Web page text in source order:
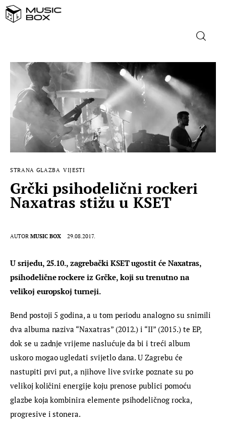
NASLOVNICA
DOMAĆA GLAZBA
STRANA GLAZBA
FILM
MUSIC BOX
STRANA GLAZBA VIJESTI
Grčki psihodelični rockeri
Naxatras stižu u KSET
AUTOR MUSIC BOX 29.08.2017.
U srijedu, 25.10., zagrebački KSET ugostit će Naxatras,
psihodelične rockere iz Grčke, koji su trenutno na
velikoj europskoj turneji.
Bend postoji 5 godina, a u tom periodu analogno su snimili
dva albuma naziva “Naxatras” (2012.) i “II” (2015.) te EP,
dok se u zadnje vrijeme naslućuje da bi i treći album
uskoro mogao ugledati svijetlo dana. U Zagrebu će
nastupiti prvi put, a njihove live svirke poznate su po
velikoj količini energije koju prenose publici pomoću
glazbe koja kombinira elemente psihodeličnog rocka,
progresive i stonera.